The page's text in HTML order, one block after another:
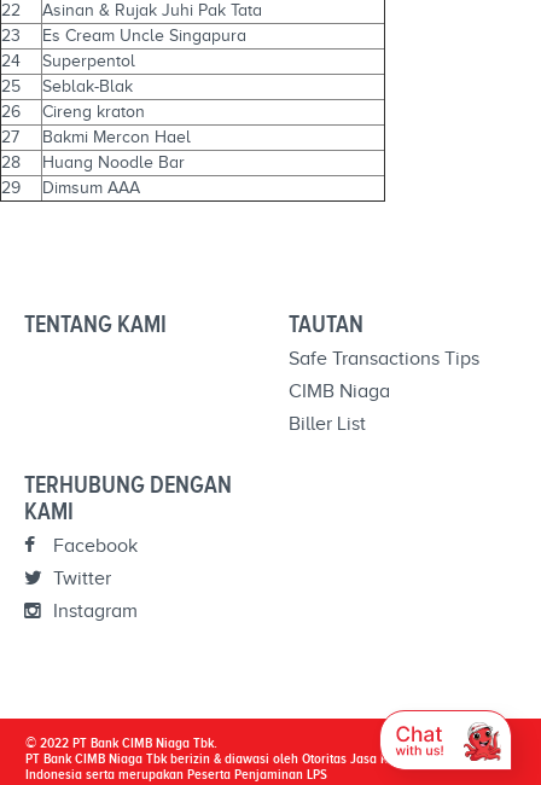
22
Asinan & Rujak Juhi Pak Tata
23
Es Cream Uncle Singapura
24
Superpentol
25
Seblak-Blak
26
Cireng kraton
27
Bakmi Mercon Hael
28
Huang Noodle Bar
29
Dimsum AAA
TENTANG KAMI TAUTAN
Safe Transactions Tips
CIMB Niaga
Biller List
TERHUBUNG DENGAN
KAMI
Facebook
Twitter
Instagram
© 2022 PT Bank CIMB Niaga Tbk.
PT Bank CIMB Niaga Tbk berizin & diawasi oleh Otoritas Jasa Keuangan & Bank
Indonesia serta merupakan Peserta Penjaminan LPS